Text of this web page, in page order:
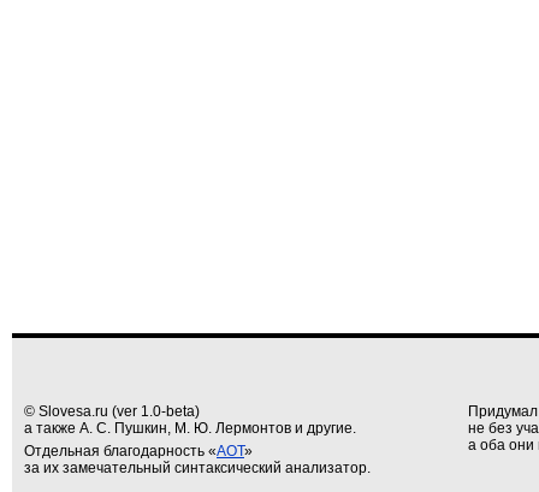
© Slovesa.ru (ver 1.0-beta)
а также А. С. Пушкин, М. Ю. Лермонтов и другие.
Отдельная благодарность «АОТ»
за их замечательный синтаксический анализатор.
не без
а оба они